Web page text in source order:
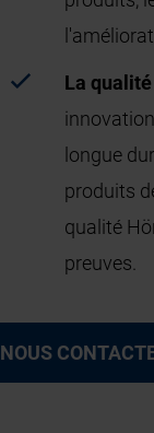
La
longue
produits
qualité
preuves.
NOUS